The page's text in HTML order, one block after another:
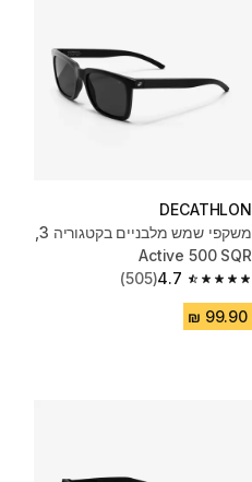
DECATHLON
Active 500 SQR
4.7
4.7 out of 5 stars from 505 reviews
(505)